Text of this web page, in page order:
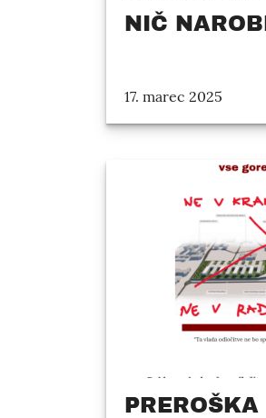
NIČ
17. marec 2025